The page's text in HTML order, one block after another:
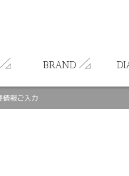
BRAND
情報ご入力